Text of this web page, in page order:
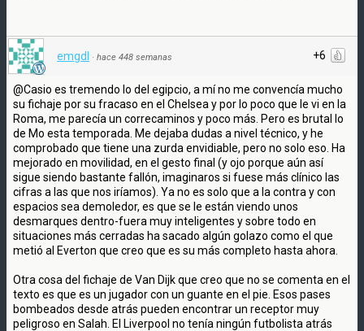
+6
emgdl · hace 448 semanas
@Casio es tremendo lo del egipcio, a mí no me convencía mucho
su fichaje por su fracaso en el Chelsea y por lo poco que le vi en la
Roma, me parecía un correcaminos y poco más. Pero es brutal lo
de Mo esta temporada. Me dejaba dudas a nivel técnico, y he
comprobado que tiene una zurda envidiable, pero no solo eso. Ha
mejorado en movilidad, en el gesto final (y ojo porque aún así
sigue siendo bastante fallón, imaginaros si fuese más clínico las
cifras a las que nos iríamos). Ya no es solo que a la contra y con
espacios sea demoledor, es que se le están viendo unos
desmarques dentro-fuera muy inteligentes y sobre todo en
situaciones más cerradas ha sacado algún golazo como el que
metió al Everton que creo que es su más completo hasta ahora.
Otra cosa del fichaje de Van Dijk que creo que no se comenta en el
texto es que es un jugador con un guante en el pie. Esos pases
bombeados desde atrás pueden encontrar un receptor muy
peligroso en Salah. El Liverpool no tenía ningún futbolista atrás